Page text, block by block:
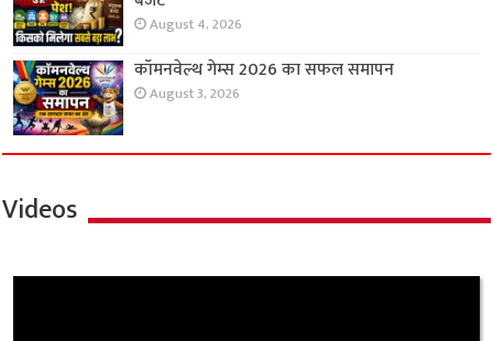
August 4, 2026
कॉमनवेल्थ गेम्स 2026 का सफल समापन
August 3, 2026
Videos